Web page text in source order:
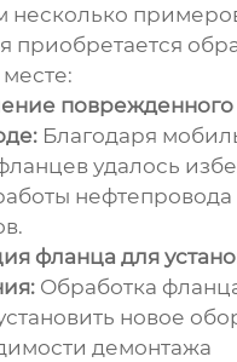
несколько
приобретается
:
Благодаря
удалось
нефтепровода
фланца для
Обработка
новое
демонтажа